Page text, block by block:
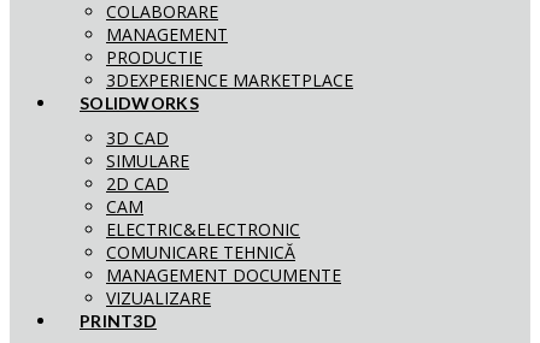
COLABORARE
MANAGEMENT
PRODUCTIE
3DEXPERIENCE MARKETPLACE
SOLIDWORKS
3D CAD
SIMULARE
2D CAD
CAM
ELECTRIC&ELECTRONIC
COMUNICARE TEHNICĂ
MANAGEMENT DOCUMENTE
VIZUALIZARE
PRINT3D